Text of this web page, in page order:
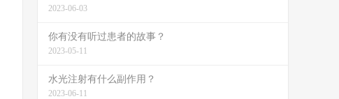
2023-06-03
你有没有听过患者的故事？
2023-05-11
水光注射有什么副作用？
2023-06-11